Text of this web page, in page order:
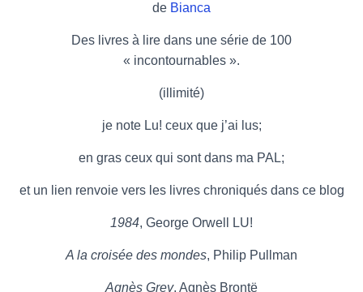
de Bianca
Des livres à lire dans une série de 100
« incontournables ».
(illimité)
je note Lu! ceux que j’ai lus;
en gras ceux qui sont dans ma PAL;
et un lien renvoie vers les livres chroniqués dans ce blog
1984, George Orwell LU!
A la croisée des mondes, Philip Pullman
Agnès Grey, Agnès Brontë